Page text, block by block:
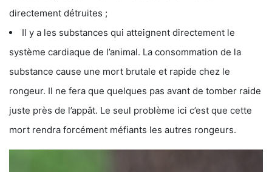
directement détruites ;
Il y a les substances qui atteignent directement le
système cardiaque de l’animal. La consommation de la
substance cause une mort brutale et rapide chez le
rongeur. Il ne fera que quelques pas avant de tomber raide
juste près de l’appât. Le seul problème ici c’est que cette
mort rendra forcément méfiants les autres rongeurs.